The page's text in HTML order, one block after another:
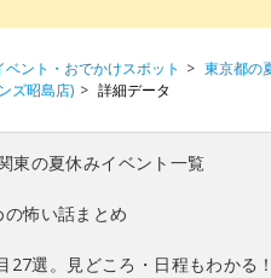
ント・おでかけスポット 東京都の
ズ昭島店)
詳細データ
東の夏休みイベント一覧
の怖い話まとめ
27選。見どころ・日程もわかる！